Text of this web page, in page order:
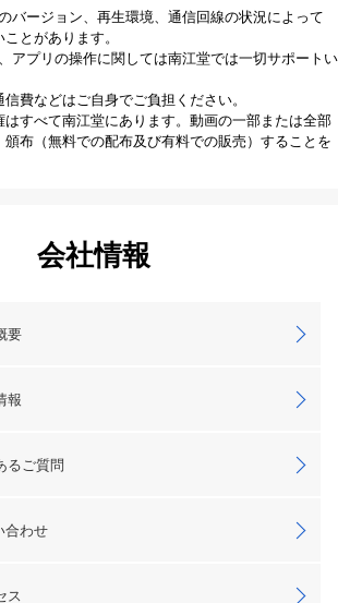
バージョン、再生環境、通信回線の状況によって
とがあります。
アプリの操作に関しては南江堂では一切サポートい
費などはご自身でご負担ください。
はすべて南江堂にあります。動画の一部または全部
布（無料での配布及び有料での販売）することを
会社情報
要
報
るご質問
合わせ
ス